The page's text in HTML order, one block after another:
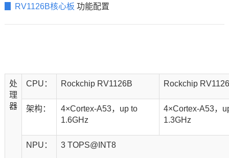
▊ RV1126B核心板 功能配置
处
理
器
CPU： Rockchip RV1126B Rockchip
架构：
4×Cortex-A53，up to
1.6GHz
4×Cortex-A53，
1.3GHz
NPU： 3 TOPS@INT8